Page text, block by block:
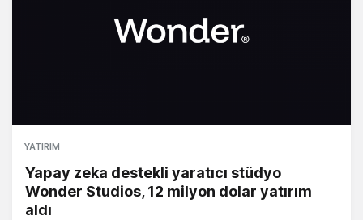
YATIRIM
Yapay zeka destekli yaratıcı stüdyo
Wonder Studios, 12 milyon dolar yatırım
aldı